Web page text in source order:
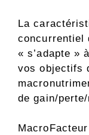
La
concurrentiel
« s’adapte »
vos objectifs
de gain/